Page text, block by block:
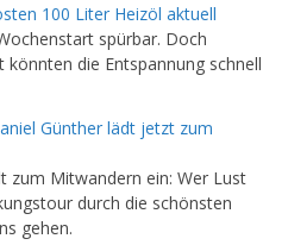
100 Liter Heizöl aktuell
spürbar. Doch
die Entspannung schnell
Günther lädt jetzt zum
zum Mitwandern ein: Wer Lust
durch die schönsten
gehen.